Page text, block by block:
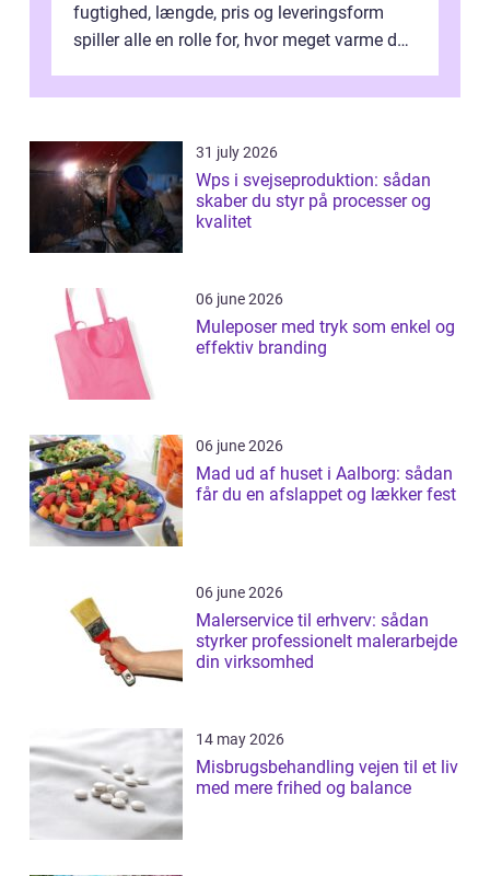
fugtighed, længde, pris og leveringsform
spiller alle en rolle for, hvor meget varme du
31 july 2026
Wps i svejseproduktion: sådan
skaber du styr på processer og
kvalitet
06 june 2026
Muleposer med tryk som enkel og
effektiv branding
06 june 2026
Mad ud af huset i Aalborg: sådan
får du en afslappet og lækker fest
06 june 2026
Malerservice til erhverv: sådan
styrker professionelt malerarbejde
din virksomhed
14 may 2026
Misbrugsbehandling vejen til et liv
med mere frihed og balance